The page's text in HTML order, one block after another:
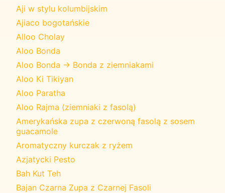
Aji w stylu kolumbijskim
Ajiaco bogotańskie
Alloo Cholay
Aloo Bonda
Aloo Bonda -> Bonda z ziemniakami
Aloo Ki Tikiyan
Aloo Paratha
Aloo Rajma (ziemniaki z fasolą)
Amerykańska zupa z czerwoną fasolą z sosem
guacamole
Aromatyczny kurczak z ryżem
Azjatycki Pesto
Bah Kut Teh
Bajan Czarna Zupa z Czarnej Fasoli